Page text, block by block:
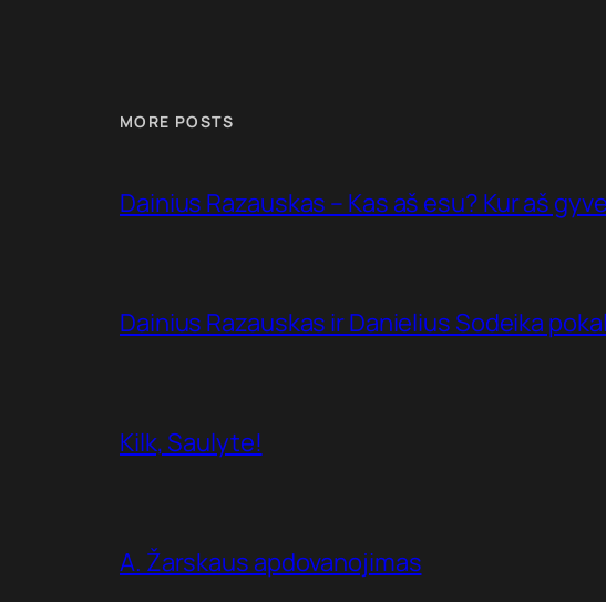
MORE POSTS
Dainius Razauskas – Kas aš esu? Kur aš
Dainius Razauskas ir Danielius Sodeika
Kilk, Saulyte!
A. Žarskaus apdovanojimas